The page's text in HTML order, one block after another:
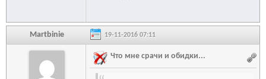
Martbinie 19-11-2016 07:11
Что мне срачи и обидки...